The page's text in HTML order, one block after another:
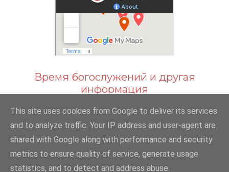
Время богослужений и другая
информация
Технологии Blogger
This site uses cookies from Google to deliver its services
and to analyze traffic. Your IP address and user-agent are
shared with Google along with performance and security
metrics to ensure quality of service, generate usage
statistics, and to detect and address abuse.